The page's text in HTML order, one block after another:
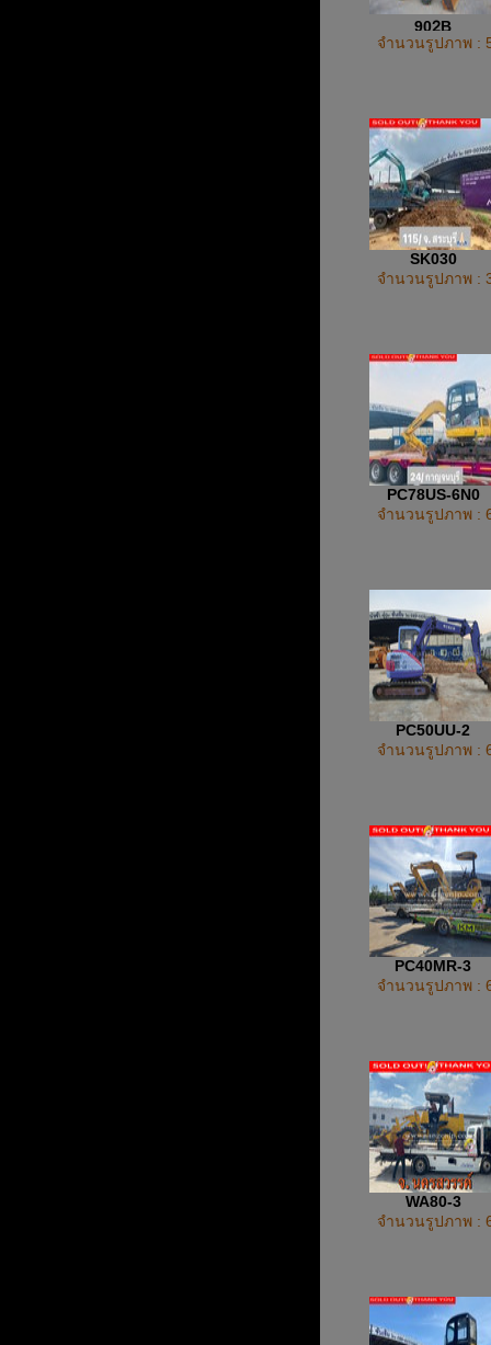
902ฺB
จำนวนรูปภาพ :
SK030
จำนวนรูปภาพ :
PC78US-6N0
จำนวนรูปภาพ :
PC50UU-2
จำนวนรูปภาพ :
PC40MR-3
จำนวนรูปภาพ :
WA80-3
จำนวนรูปภาพ :